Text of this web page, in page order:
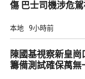
傷 巴士司機涉危
本地 9小時前
陳國基視察新皇
籌備測試確保萬無